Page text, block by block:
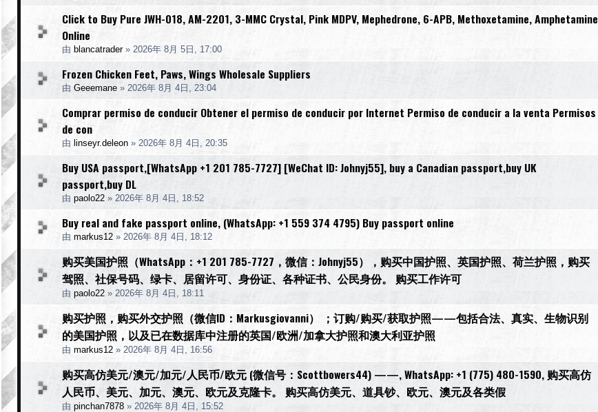
Click to Buy Pure JWH-018, AM-2201, 3-MMC Crystal, Pink MDPV, Mephedrone, 6-APB, Methoxetamine, Amphetamine
Online
由 blancatrader» 2026年 8月 5日, 17:00
Frozen Chicken Feet, Paws, Wings Wholesale Suppliers
由 Geeemane » 2026年 8月 4日, 23:04
Comprar permiso de conducir Obtener el permiso de conducir por Internet Permiso de conducir a la venta Permisos
de con
由 linseyr.deleon » 2026年 8月 4日, 20:35
Buy USA passport,[WhatsApp +1 201 785-7727] [WeChat ID: Johnyj55], buy a Canadian passport,buy UK
passport,buy DL
由 paolo22 » 2026年 8月 4日, 18:52
Buy real and fake passport online, (WhatsApp: +1 559 374 4795) Buy passport online
由 markus12 » 2026年 8月 4日, 18:12
购买美国护照（WhatsApp：+1 201 785-7727，微信：Johnyj55），购买中国护照、英国护照、荷兰护照，购买
驾照、社保号码、绿卡、居留许可、身份证、各种证书、公民身份。 购买工作许可
由 paolo22 » 2026年 8月 4日, 18:11
购买护照，购买外交护照（微信ID：Markusgiovanni） ；订购/购买/获取护照——包括合法、真实、生物识别
的美国护照，以及已在数据库中注册的英国/欧洲/加拿大护照和澳大利亚护照
由 markus12 » 2026年 8月 4日, 16:56
购买高仿美元/澳元/加元/人民币/欧元 (微信号：Scottbowers44) ——, WhatsApp: +1 (775) 480-1590, 购买高仿
人民币、美元、加元、澳元、欧元及克隆卡。 购买高仿美元、道具钞、欧元、澳元及各类假
由 pinchan7878 » 2026年 8月 4日, 15:52